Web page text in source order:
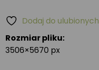
Rozmiar pliku:
3506×5670 px
Dodaj do ulubionych